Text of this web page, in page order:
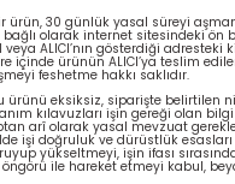
ürün, 30 günlük yasal süreyi
bağlı olarak internet sitesindeki ön
ALICI’nın gösterdiği adresteki
içinde ürünün ALICI’ya teslim
feshetme hakkı saklıdır.
ürünü eksiksiz, siparişte belirtilen
kılavuzları işin gereği olan
arî olarak yasal mevzuat
işi doğruluk ve dürüstlük
yükseltmeyi, işin ifası
ile hareket etmeyi kabul,